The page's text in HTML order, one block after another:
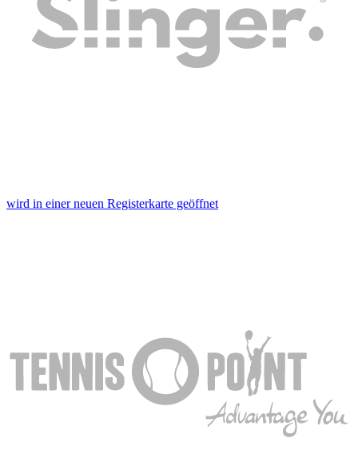
wird in einer neuen Registerkarte geöffnet